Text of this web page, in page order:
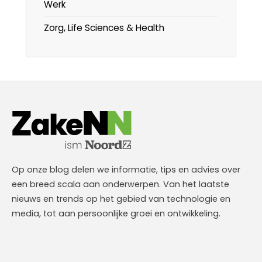
Werk
Zorg, Life Sciences & Health
Op onze blog delen we informatie, tips en advies over
een breed scala aan onderwerpen. Van het laatste
nieuws en trends op het gebied van technologie en
media, tot aan persoonlijke groei en ontwikkeling.